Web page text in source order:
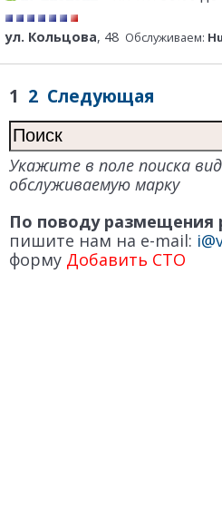
ул. Кольцова, 48 Обслуживаем:
1 2 Следующая
Укажите в поле поиска
обслуживаемую марку
По поводу размещения
пишите нам на e-mail:
форму Добавить СТО